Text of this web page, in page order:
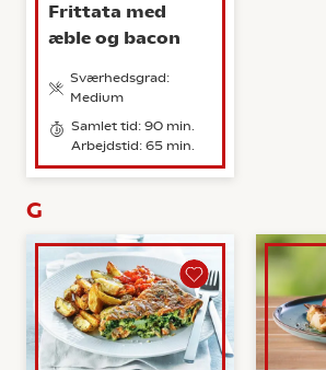
Frittata med
æble og bacon
Sværhedsgrad:
Medium
Samlet tid: 90 min.
Arbejdstid: 65 min.
G